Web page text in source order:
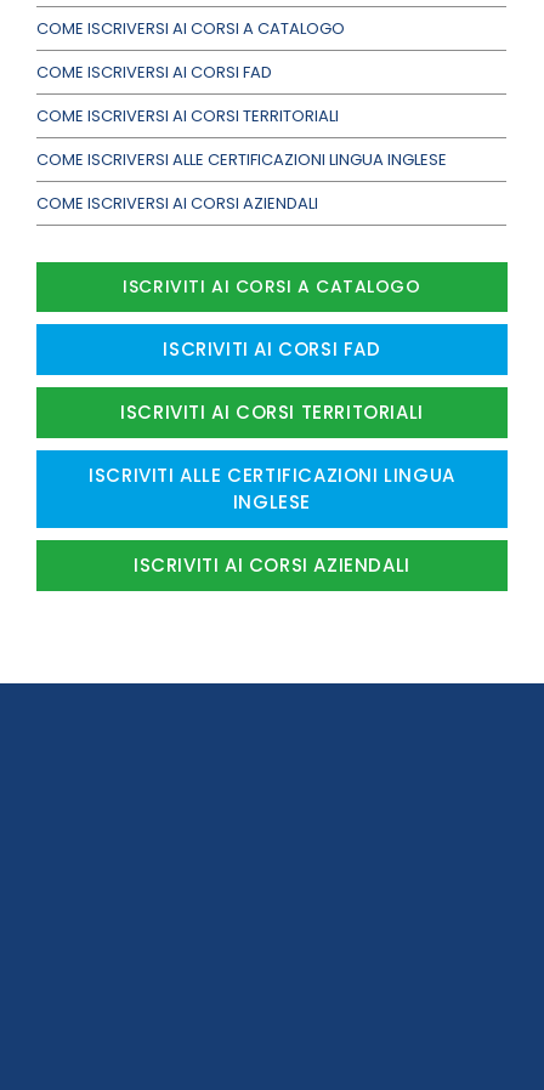
COME ISCRIVERSI AI CORSI A CATALOGO
COME ISCRIVERSI AI CORSI FAD
COME ISCRIVERSI AI CORSI TERRITORIALI
COME ISCRIVERSI ALLE CERTIFICAZIONI LINGUA INGLESE
COME ISCRIVERSI AI CORSI AZIENDALI
ISCRIVITI AI CORSI A CATALOGO
ISCRIVITI AI CORSI FAD
ISCRIVITI AI CORSI TERRITORIALI
ISCRIVITI ALLE CERTIFICAZIONI LINGUA
INGLESE
ISCRIVITI AI CORSI AZIENDALI